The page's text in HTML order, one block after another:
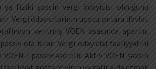
ya fiziki şəxsin vergi ödəyicisi olduğunu
Vergi ödəyicilərinin uçotu onlara dövlət
verilmiş VÖEN əsasında aparılır.
ola bilər. Vergi ödəyicisi fəaliyyətini
VÖEN-i passivləşdirilir. Aktiv VÖEN şəxsin